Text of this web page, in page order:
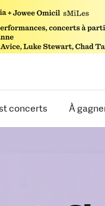
concerts À